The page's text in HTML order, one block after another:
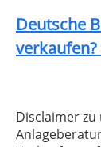
Deutsche
Disclaimer